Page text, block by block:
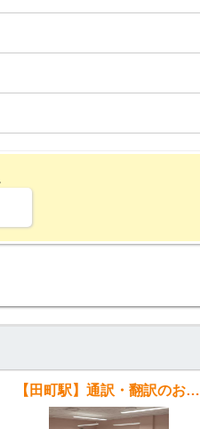
【田町駅】通訳・翻訳のお仕事 日本語・ベトナム語